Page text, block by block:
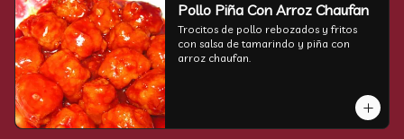
Pollo Piña Con Arroz Chaufan
Trocitos de pollo rebozados y fritos
con salsa de tamarindo y piña con
arroz chaufan.